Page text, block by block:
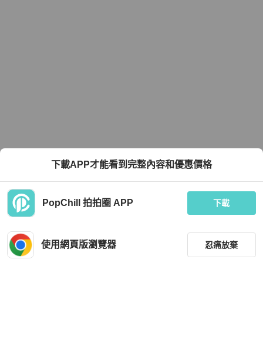
下載APP才能看到完整內容和優惠價格
PopChill 拍拍圈 APP 下載
使用網頁版瀏覽器 忍痛放棄